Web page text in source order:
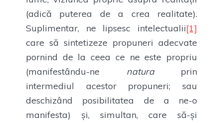
(adică puterea de a crea realitate).
Suplimentar, ne lipsesc intelectualii[1]
care să sintetizeze propuneri adecvate
pornind de la ceea ce ne este propriu
(manifestându-ne naturaprin
intermediul acestor propuneri; sau
deschizând posibilitatea de a ne-o
manifesta) și, simultan, care să-și